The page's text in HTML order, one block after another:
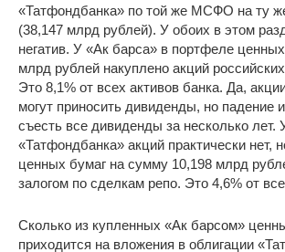
«Татфондбанка» по той же МСФО на ту
(38,147 млрд рублей). У обоих в этом
негатив. У «Ак барса» в портфеле
млрд рублей накуплено акций
Это 8,1% от всех активов банка. Да,
могут приносить дивиденды, но падение
съесть все дивиденды за несколько лет.
«Татфондбанка» акций практически нет,
ценных бумаг на сумму 10,198 млрд
залогом по сделкам репо. Это 4,6% от
Сколько из купленных «Ак барсом»
приходится на вложения в облигации